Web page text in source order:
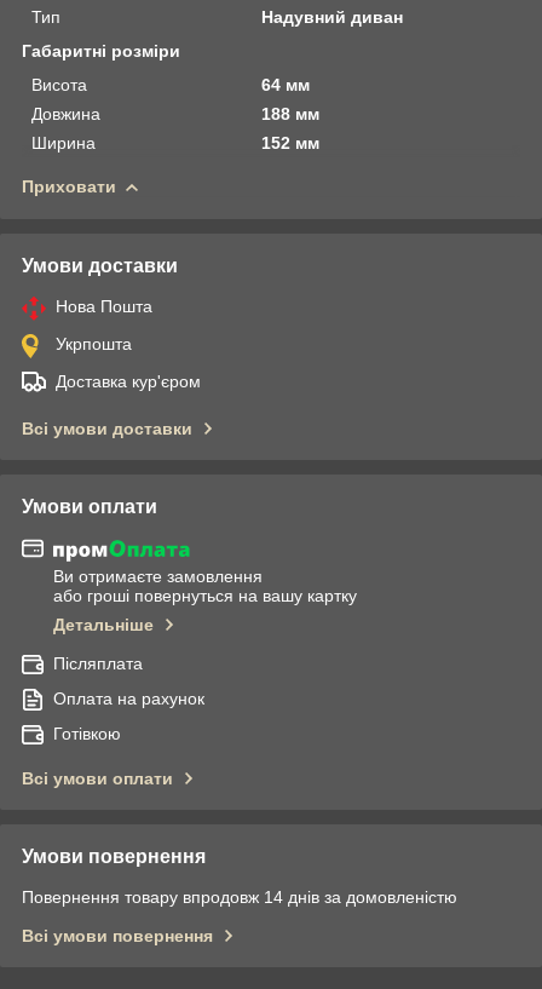
Тип
Надувний диван
Габаритні розміри
Висота
64 мм
Довжина
188 мм
Ширина
152 мм
Приховати
Умови доставки
Нова Пошта
Укрпошта
Доставка кур'єром
Всі умови доставки
Умови оплати
Ви отримаєте замовлення
або гроші повернуться на вашу картку
Детальніше
Післяплата
Оплата на рахунок
Готівкою
Всі умови оплати
Умови повернення
Повернення товару впродовж 14 днів за домовленістю
Всі умови повернення